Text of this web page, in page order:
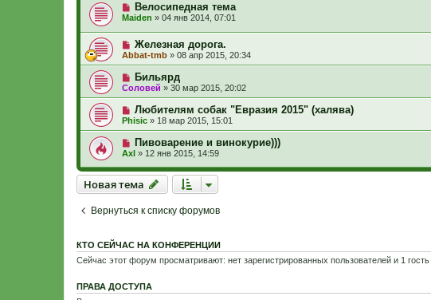
Велосипедная тема
Maiden » 04 янв 2014, 07:01
Железная дорога.
Abbat-tmb » 08 апр 2015, 20:34
Бильярд
Соловей » 30 мар 2015, 20:02
Любителям собак "Евразия 2015" (халява)
Phisic » 18 мар 2015, 15:01
Пивоварение и винокурие)))
Axl » 12 янв 2015, 14:59
Новая тема
Новаятема
Вернуться к списку форумов
КТО СЕЙЧАС НА КОНФЕРЕНЦИИ
Сейчас этот форум просматривают: нет зарегистрированных пользователей и 1 гость
ПРАВА ДОСТУПА